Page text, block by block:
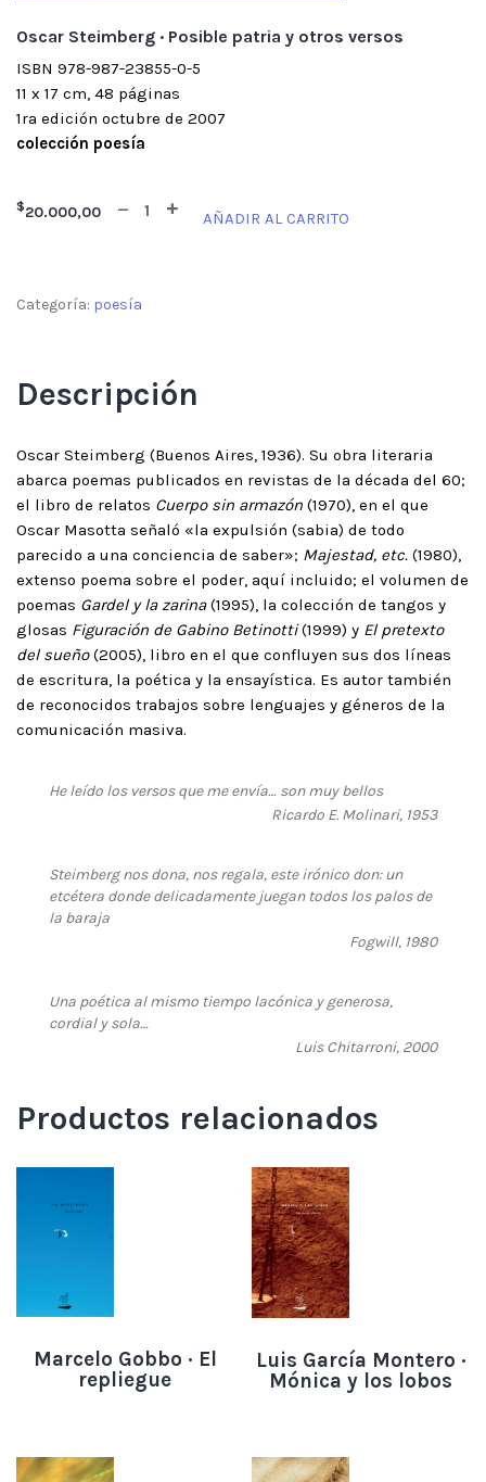
Oscar Steimberg · Posible patria y otros versos
ISBN 978-987-23855-0-5
11 x 17 cm, 48 páginas
1ra edición octubre de 2007
colección poesía
$20.000,00 AÑADIR AL CARRITO
Categoría: poesía
Descripción
Oscar Steimberg (Buenos Aires, 1936). Su obra literaria
abarca poemas publicados en revistas de la década del 60;
el libro de relatos Cuerpo sin armazón (1970), en el que
Oscar Masotta señaló «la expulsión (sabia) de todo
parecido a una conciencia de saber»; Majestad, etc. (1980),
extenso poema sobre el poder, aquí incluido; el volumen de
poemas Gardel y la zarina(1995), la colección de tangos y
glosas Figuración de Gabino Betinotti(1999) y El pretexto
del sueño(2005), libro en el que confluyen sus dos líneas
de escritura, la poética y la ensayística. Es autor también
de reconocidos trabajos sobre lenguajes y géneros de la
comunicación masiva.
He leído los versos que me envía… son muy bellos
Ricardo E. Molinari, 1953
Steimberg nos dona, nos regala, este irónico don: un
etcétera donde delicadamente juegan todos los palos de
la baraja
Fogwill, 1980
Una poética al mismo tiempo lacónica y generosa,
cordial y sola…
Luis Chitarroni, 2000
Productos relacionados
Marcelo Gobbo · El
repliegue
Luis García Montero ·
Mónica y los lobos